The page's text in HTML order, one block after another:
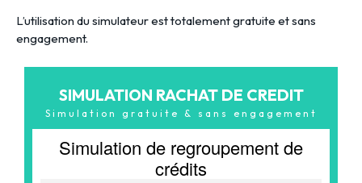
L’utilisation du simulateur est totalement gratuite et sans
engagement.
SIMULATION RACHAT DE CREDIT
Simulation gratuite & sans engagement